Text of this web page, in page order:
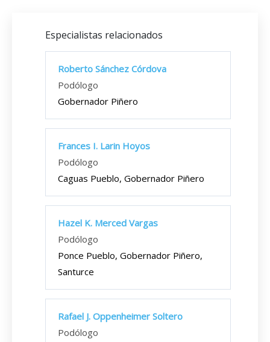
Especialistas relacionados
Roberto Sánchez Córdova
Podólogo
Gobernador Piñero
Frances I. Larin Hoyos
Podólogo
Caguas Pueblo, Gobernador Piñero
Hazel K. Merced Vargas
Podólogo
Ponce Pueblo, Gobernador Piñero,
Santurce
Rafael J. Oppenheimer Soltero
Podólogo